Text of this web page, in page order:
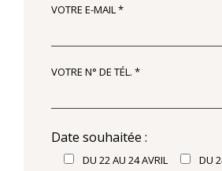
VOTRE E-MAIL *
VOTRE N° DE TÉL. *
Date souhaitée :
DU 22 AU 24 AVRIL
DU